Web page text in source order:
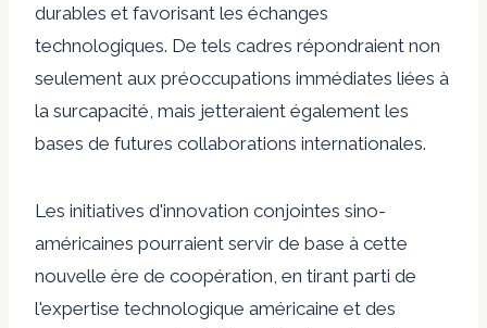
durables et favorisant les échanges
technologiques. De tels cadres répondraient non
seulement aux préoccupations immédiates liées à
la surcapacité, mais jetteraient également les
bases de futures collaborations internationales.
Les initiatives d'innovation conjointes sino-
américaines pourraient servir de base à cette
nouvelle ère de coopération, en tirant parti de
l'expertise technologique américaine et des